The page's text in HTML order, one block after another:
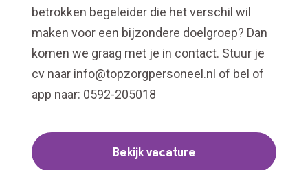
betrokken begeleider die het verschil wil
maken voor een bijzondere doelgroep? Dan
komen we graag met je in contact. Stuur je
cv naar info@topzorgpersoneel.nl of bel of
app naar: 0592-205018
Bekijk vacature